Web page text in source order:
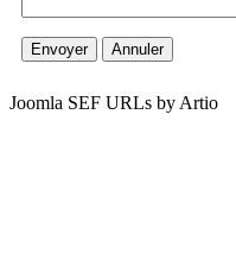
Envoyer Annuler
Joomla SEF URLs by Artio